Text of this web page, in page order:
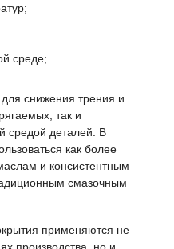
среде;
снижения трения и
так и
средой деталей. В
как более
и консистентным
смазочным
применяются не